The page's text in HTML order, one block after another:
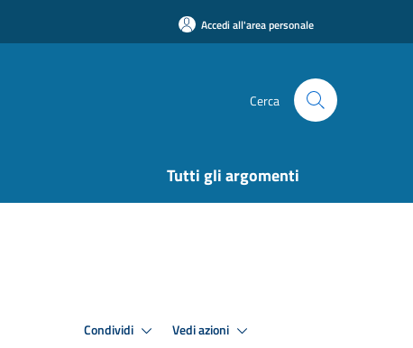
Accedi all'area personale
Cerca
Tutti gli argomenti
Condividi Vedi azioni